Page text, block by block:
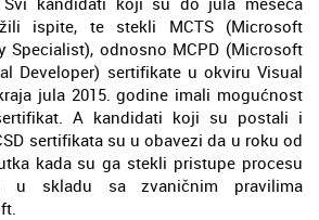
ispite, te stekli MCTS (Microsoft
Specialist), odnosno MCPD (Microsoft
Developer) sertifikate u okviru Visual
jula 2015. godine imali mogućnost
A kandidati koji su postali i
sertifikata su u obavezi da u roku od
kada su ga stekli pristupe procesu
u skladu sa zvaničnim pravilima